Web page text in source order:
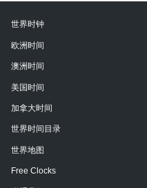
世界时钟
欧洲时间
澳洲时间
美国时间
加拿大时间
世界时间目录
世界地图
Free Clocks